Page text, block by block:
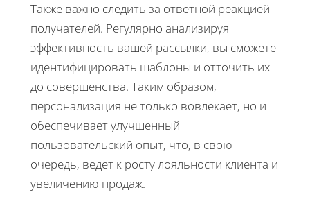
Также важно следить за ответной реакцией
получателей. Регулярно анализируя
эффективность вашей рассылки, вы сможете
идентифицировать шаблоны и отточить их
до совершенства. Таким образом,
персонализация не только вовлекает, но и
обеспечивает улучшенный
пользовательский опыт, что, в свою
очередь, ведет к росту лояльности клиента и
увеличению продаж.